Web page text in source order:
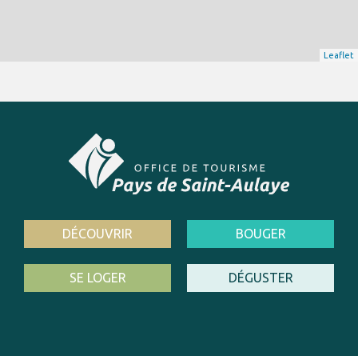
Leaflet
DÉCOUVRIR BOUGER
SE LOGER DÉGUSTER